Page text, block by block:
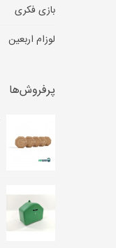
بازی فکری
لوزام اربعین
پرفروش‌ها